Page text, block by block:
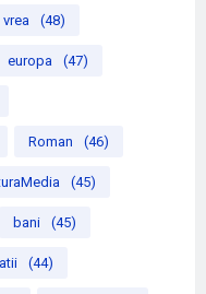
vrea (48)
europa (47)
Roman (46)
(45)
bani (45)
(44)